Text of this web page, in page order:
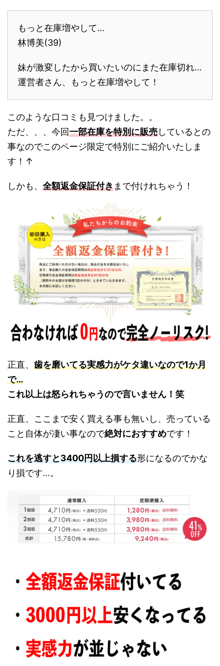
もっと在庫増やして…
林博美(39)
妹が激変したから買いたいのにまた在庫切れ…
運営者さん、もっと在庫増やして！
このような口コミも見つけました。。
ただ、、、今回一部在庫を特別に販売しているとの
事なのでこのページ限定で特別にご紹介いたしま
す！↑
しかも、 全額返金保証付きまで付けれちゃう！
正直、 歯を磨いてる実感力がケタ違いなので1か月
で…
これ以上は怒られちゃうので言いません！笑
正直、ここまで安く買える事も無いし、売っている
こと自体が凄い事なので絶対におすすめです！
これを逃すと3400円以上損する形になるのでかな
り損です…。